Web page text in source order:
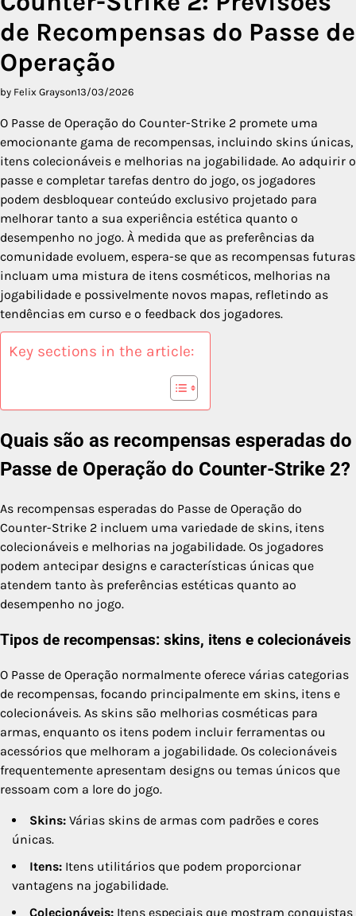
de Recompensas do Passe de
Operação
by Felix Grayson13/03/2026
O Passe de Operação do Counter-Strike 2 promete uma
emocionante gama de recompensas, incluindo skins únicas,
itens colecionáveis e melhorias na jogabilidade. Ao adquirir o
passe e completar tarefas dentro do jogo, os jogadores
podem desbloquear conteúdo exclusivo projetado para
melhorar tanto a sua experiência estética quanto o
desempenho no jogo. À medida que as preferências da
comunidade evoluem, espera-se que as recompensas futuras
incluam uma mistura de itens cosméticos, melhorias na
jogabilidade e possivelmente novos mapas, refletindo as
tendências em curso e o feedback dos jogadores.
Key sections in the article:
Quais são as recompensas esperadas do
Passe de Operação do Counter-Strike 2?
As recompensas esperadas do Passe de Operação do
Counter-Strike 2 incluem uma variedade de skins, itens
colecionáveis e melhorias na jogabilidade. Os jogadores
podem antecipar designs e características únicas que
atendem tanto às preferências estéticas quanto ao
desempenho no jogo.
Tipos de recompensas: skins, itens e colecionáveis
O Passe de Operação normalmente oferece várias categorias
de recompensas, focando principalmente em skins, itens e
colecionáveis. As skins são melhorias cosméticas para
armas, enquanto os itens podem incluir ferramentas ou
acessórios que melhoram a jogabilidade. Os colecionáveis
frequentemente apresentam designs ou temas únicos que
ressoam com a lore do jogo.
Skins: Várias skins de armas com padrões e cores
únicas.
Itens: Itens utilitários que podem proporcionar
vantagens na jogabilidade.
Colecionáveis: Itens especiais que mostram conquistas